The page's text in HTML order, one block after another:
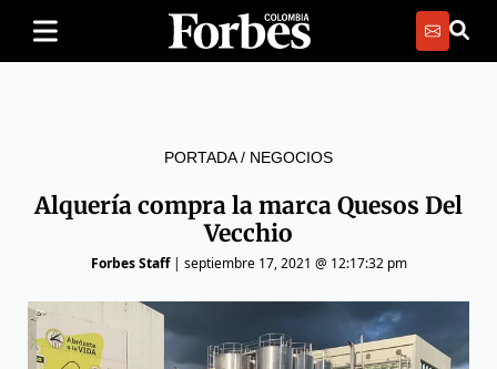
PORTADA/ NEGOCIOS
Alquería compra la marca Quesos Del
Vecchio
Forbes Staff| septiembre 17, 2021 @ 12:17:32 pm